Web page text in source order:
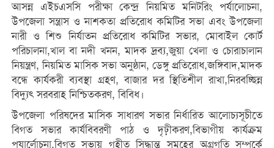
আসন্ন এইচএসসি পরীক্ষা কেন্দ্র নিয়মিত মনিটরিং পর্যালোচনা,
উপজেলা সন্ত্রাস ও নাশকতা প্রতিরোধ কমিটির সভা এবং উপজেলা
নারী ও শিশু নির্যাতন প্রতিরোধ কমিটির সভার, মোবাইল কোর্ট
পরিচালনা,খাল বা নদী খনন, মাদক দ্রব্য,জুয়া খেলা ও চোরাচালান
নিয়ন্ত্রণ, নিয়মিত মাসিক সভা অনুষ্ঠান, ডেঙ্গু প্রতিরোধ,জঙ্গিবাদ,মাদক
বন্ধে কার্যকরী ব্যবস্থা গ্রহণ, বাজার দর স্থিতিশীল রাখা,নিরবচ্ছিন্ন
বিদ্যুৎ সরবরাহ নিশ্চিতকরণ, বিবিধ।
উপজেলা পরিষদের মাসিক সাধারণ সভার নির্ধারিত আলোচ্যসূচীতে
বিগত সভার কার্যবিবরণী পাঠ ও দৃঢ়ীকরণ,বিভাগীয় কার্যক্র‍ম
পযার্লোচনা,বিগত সভায় গৃহীত সিদ্ধান্ত সমূহের অগ্রগতি সম্পর্কে